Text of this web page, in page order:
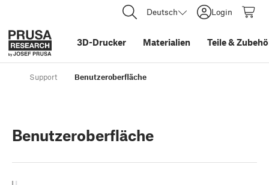
Deutsch Login
3D-Drucker Materialien Teile&
Support Benutzeroberfläche
Benutzeroberfläche